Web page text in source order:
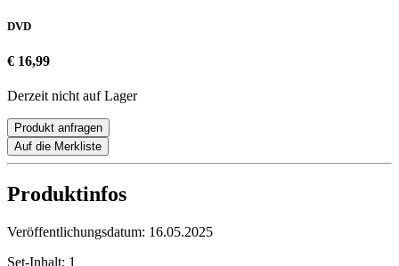
DVD
€ 16,99
Derzeit nicht auf Lager
Produkt anfragen
Auf die Merkliste
Produktinfos
Veröffentlichungsdatum: 16.05.2025
Set-Inhalt: 1